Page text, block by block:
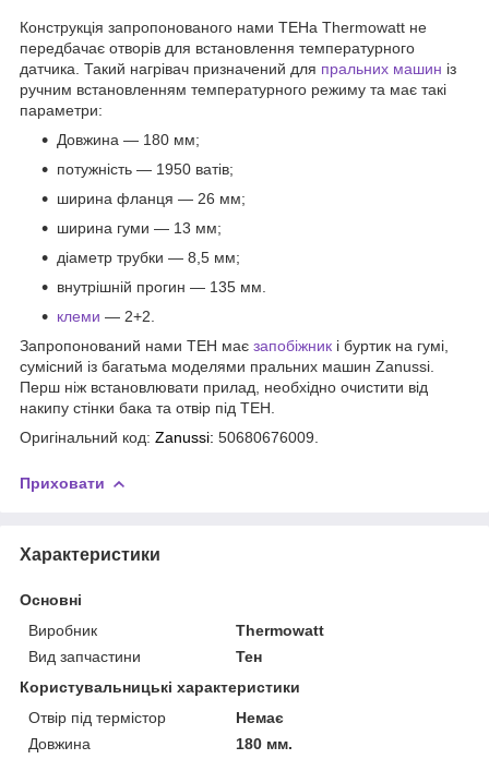
Конструкція запропонованого нами ТЕНа Thermowatt не
передбачає отворів для встановлення температурного
датчика. Такий нагрівач призначений для пральних машин із
ручним встановленням температурного режиму та має такі
параметри:
Довжина — 180 мм;
потужність — 1950 ватів;
ширина фланця — 26 мм;
ширина гуми — 13 мм;
діаметр трубки — 8,5 мм;
внутрішній прогин — 135 мм.
клеми — 2+2.
Запропонований нами ТЕН має запобіжник і буртик на гумі,
сумісний із багатьма моделями пральних машин Zanussi.
Перш ніж встановлювати прилад, необхідно очистити від
накипу стінки бака та отвір під ТЕН.
Оригінальний код: Zanussi: 50680676009.
Приховати
Характеристики
Основні
Виробник
Thermowatt
Вид запчастини
Тен
Користувальницькі характеристики
Отвір під термістор
Немає
Довжина
180 мм.